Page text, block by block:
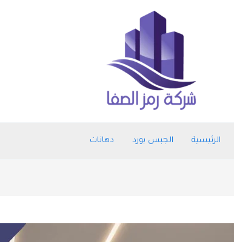
الرئيسية الجبس بورد دهانات